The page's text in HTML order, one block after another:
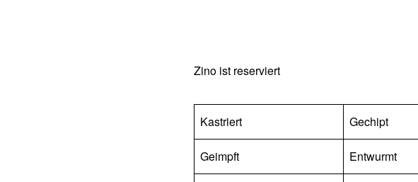
Zino ist reserviert
Kastriert Gechipt
Geimpft Entwurmt